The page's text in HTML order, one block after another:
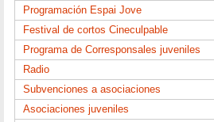
Programación Espai Jove
Festival de cortos Cineculpable
Programa de Corresponsales juveniles
Radio
Subvenciones a asociaciones
Asociaciones juveniles